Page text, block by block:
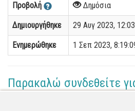
Προβολή Δημόσια
Δημιουργήθηκε 29 Αυγ 2023,
Ενημερώθηκε 1 Σεπ 2023,
Παρακαλώ συνδεθείτε